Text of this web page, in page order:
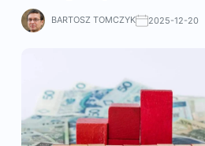
BARTOSZ TOMCZYK 2025-12-20